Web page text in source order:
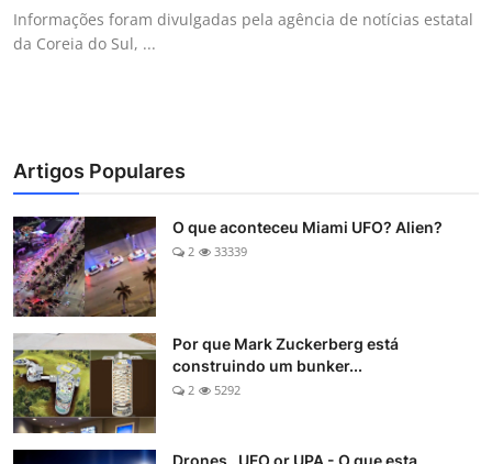
Informações foram divulgadas pela agência de notícias estatal
da Coreia do Sul, ...
Artigos Populares
O que aconteceu Miami UFO? Alien?
2 33339
Por que Mark Zuckerberg está
construindo um bunker...
2 5292